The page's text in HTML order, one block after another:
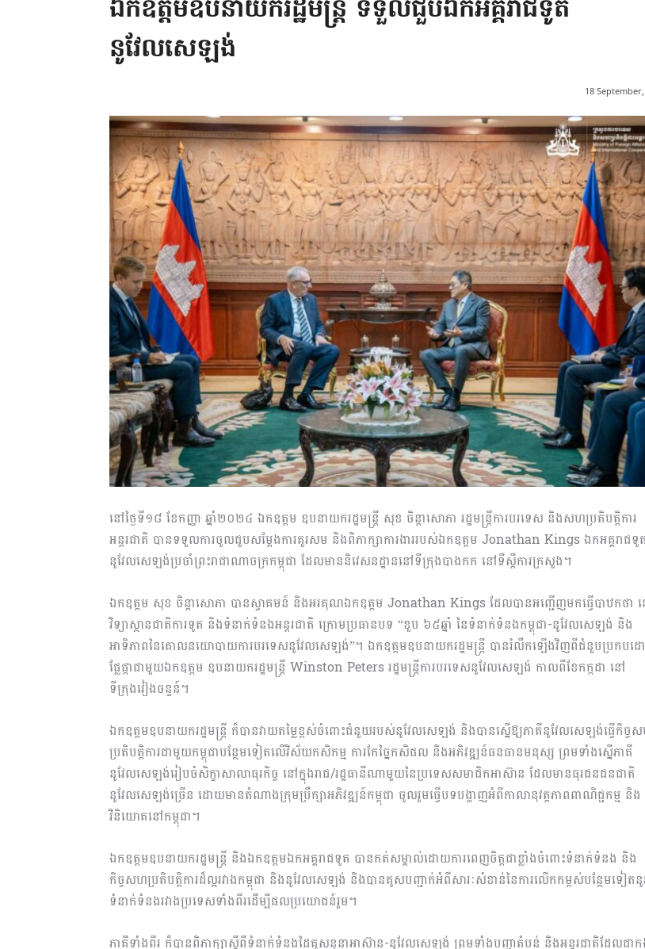
អង្គ
ភាព​
ព័ត៌មាន​
និង
ឯកឧត្តមឧបនាយករដ្ឋមន្រ្តី ទទួលជួបឯកអគ្គរាជទូត
នូវែលសេឡង់
18
នៅថ្ងៃទី១៨ ខែកញ្ញា ឆ្នាំ២០២៤ ឯកឧត្តម ឧបនាយករដ្ឋមន្ត្រី សុខ ចិន្តាសោភា រដ្ឋមន្ត្រីការបរទេស និងសហប្រតិបត្តិការ
អន្តរជាតិ បានទទួលការចូលជួបសម្តែងការគួរសម និងពិភាក្សាការងាររបស់ឯកឧត្តម Jonathan Kings ឯកអគ្គរាជទូ
នូវែលសេឡង់ប្រចាំព្រះរាជាណាចក្រកម្ពុជា ដែលមាននិវេសនដ្ឋាននៅទីក្រុងបាងកក នៅទីស្តីការក្រសួង។
ឯកឧត្តម សុខ ចិន្តាសោភា បានស្វាគមន៍ និងអរគុណឯកឧត្តម Jonathan Kings ដែលបានអញ្ជើញមកធ្វើបាឋកថា
វិទ្យាស្ថានជាតិការទូត និងទំនាក់ទំនងអន្ដរជាតិ ក្រោមប្រធានបទ “ខួប ៦៥ឆ្នាំ នៃទំនាក់ទំនងកម្ពុជា-នូវែលសេឡង់ និង
អាទិភាពនៃគោលនយោបាយការបរទេសនូវែលសេឡង់”។ ឯកឧត្តមឧបនាយករដ្ឋមន្ត្រី បានរំលឹកឡើងវិញពីជំនួបប្រកប
ផ្លែផ្កាជាមួយឯកឧត្តម ឧបនាយករដ្ឋមន្ត្រី Winston Peters រដ្ឋមន្ត្រីការបរទេសនូវែលសេឡង់ កាលពីខែកក្កដា នៅ
ទីក្រុងវៀងចន្ទន៍។
ឯកឧត្ដមឧបនាយករដ្ឋមន្ត្រី ក៏បានវាយតម្លៃខ្ពស់ចំពោះជំនួយរបស់នូវែលសេឡង់ និងបានស្នើឱ្យភាគីនូវែលសេឡង់ធ្វើកិច្ច
ប្រតិបត្តិការជាមួយកម្ពុជាបន្ថែមទៀតលើវិស័យកសិកម្ម ការកែច្នៃកសិផល និងអភិវឌ្ឍន៍ធនធានមនុស្ស ព្រមទាំងស្នើភាគី
នូវែលសេឡង់រៀបចំសិក្ខាសាលាធុរកិច្ច នៅក្នុងរាជ/រដ្ឋធានីណាមួយនៃប្រទេសសមាជិកអាស៊ាន ដែលមានធុរជនជនជាតិ
នូវែលសេឡង់ច្រើន ដោយមានតំណាងក្រុមប្រឹក្សាអភិវឌ្ឍន៍កម្ពុជា ចូលរួមធ្វើបទបង្ហាញអំពីកាលានុវត្តភាពពាណិជ្ជកម្ម និង
វិនិយោគនៅកម្ពុជា។
ឯកឧត្តមឧបនាយករដ្ឋមន្ត្រី និងឯកឧត្តមឯកអគ្គរាជទូត បានកត់សម្គាល់ដោយការពេញចិត្តជាខ្លាំងចំពោះទំនាក់ទំនង និង
កិច្ចសហប្រតិបត្តិការដ៏ល្អរវាងកម្ពុជា និងនូវែលសេឡង់ និងបានគូសបញ្ជាក់អំពីសារៈសំខាន់នៃការលើកកម្ពស់បន្ថែមទៀតនូ
ទំនាក់ទំនងរវាងប្រទេសទាំងពីរដើម្បីផលប្រយោជន៍រួម។
ភាគីទាំងពីរ ក៏បានពិភាក្សាស្ដីពីទំនាក់ទំនងដៃគូសន្ទនាអាស៊ាន-នូវែលសេឡង់ ព្រមទាំងបញ្ហាតំបន់ និងអន្តរជាតិដែលជា